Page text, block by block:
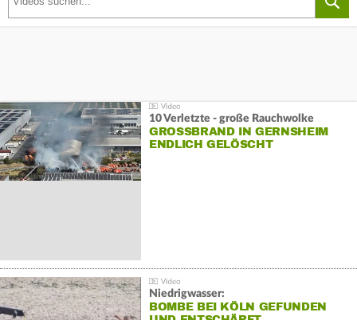
10 Verletzte - große Rauchwolke
GROSSBRAND IN GERNSHEIM E
NDLICH GELÖSCHT
Niedrigwasser:
BOMBE BEI KÖLN GEFUNDEN